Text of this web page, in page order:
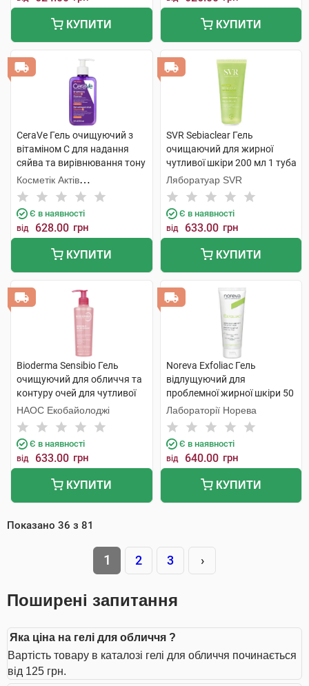
КУПИТИ КУПИТИ
CeraVe Гель очищуючий з
вітаміном С для надання
сяйва та вирівнювання тону
шкіри обличчя 236 шт 1
флакон
Косметік Актів
Інтернаціональ
Є в наявності
від 628.00 грн
КУПИТИ
SVR Sebiaclear Гель
очищаючий для жирної
чутливої шкіри 200 мл 1 туба
Ляборатуар SVR
Є в наявності
від 633.00 грн
КУПИТИ
Bioderma Sensibio Гель
очищуючий для обличчя та
контуру очей для чутливої
шкіри 200 мл 1 флакон
НАОС Екобайолоджі
Є в наявності
від 633.00 грн
КУПИТИ
Noreva Exfoliac Гель
відлущуючий для
проблемної жирної шкіри 50
мл 1 туба
Лабораторії Норева
Є в наявності
від 640.00 грн
КУПИТИ
Показано 36 з 81
1 2 3 ›
Поширені запитання
Яка ціна на гелі для обличчя ?
Вартість товару в каталозі гелі для обличчя починається
від 125 грн.